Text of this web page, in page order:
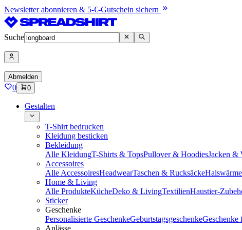
Newsletter abonnieren & 5-€-Gutschein sichern
Suche
Abmelden
0 0
Gestalten
T-Shirt bedrucken
Kleidung besticken
Bekleidung
Alle KleidungT-Shirts & TopsPullover & HoodiesJacken &
Accessoires
Alle AccessoiresHeadwearTaschen & Rucksäcke
Home & Living
Alle ProdukteKücheDeko & LivingTextilienHaustier-
Sticker
Geschenke
Personalisierte GeschenkeGeburtstagsgeschenkeGeschenke